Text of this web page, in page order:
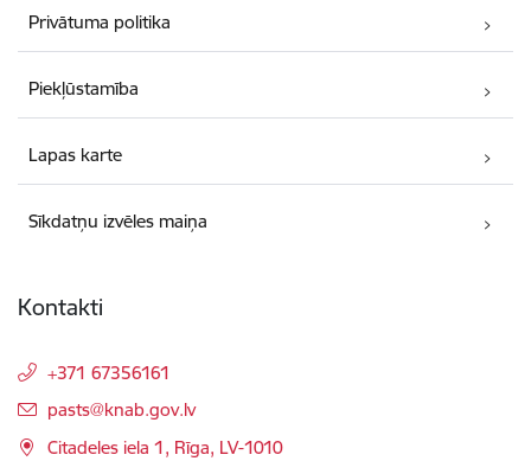
Privātuma politika
Piekļūstamība
Lapas karte
Sīkdatņu izvēles maiņa
Kontakti
+371 67356161
E-pasts:
pasts@knab.gov.lv
Citadeles iela 1, Rīga, LV-1010